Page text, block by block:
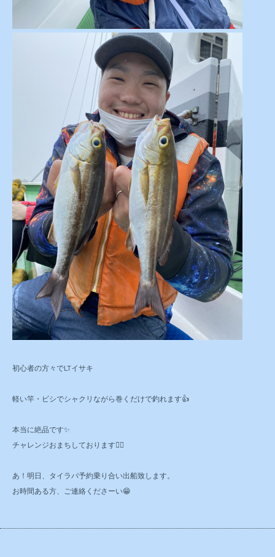
初心者の方々でLTイサキ
軽い竿・ビシでシャクリながら巻くだけで釣れます👍
本当に絶品です✨
チャレンジおまちしております🙇‍♂️
あ！明日、タイラバ予約乗り合い出船致します。
お時間ある方、ご連絡くださーい😁